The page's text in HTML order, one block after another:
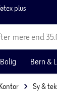
plus
mere end
Bolig Børn &
Sy &